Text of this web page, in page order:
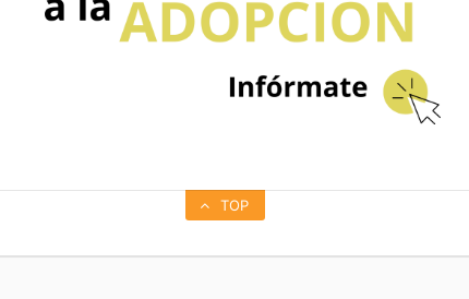
TOP